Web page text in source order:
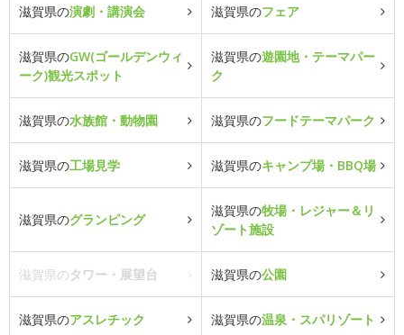
滋賀県の演劇・講演会 滋賀県のフェア
滋賀県のGW(ゴールデンウィ
ーク)観光スポット
滋賀県の遊園地・テーマパー
ク
滋賀県の水族館・動物園 滋賀県のフードテーマパーク
滋賀県の工場見学 滋賀県のキャンプ場・BBQ場
滋賀県のグランピング
滋賀県の牧場・レジャー＆リ
ゾート施設
滋賀県のタワー・展望台 滋賀県の公園
滋賀県のアスレチック 滋賀県の温泉・スパリゾート